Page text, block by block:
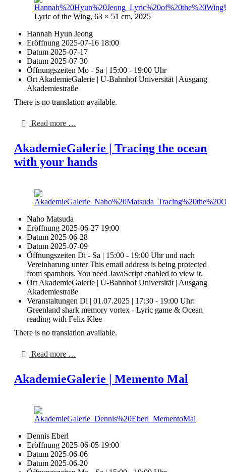
Lyric of the Wing, 63 × 51 cm, 2025
Hannah Hyun Jeong
Eröffnung 2025-07-16 18:00
Datum 2025-07-17
Datum 2025-07-30
Öffnungszeiten Mo - Sa | 15:00 - 19:00 Uhr
Ort AkademieGalerie | U-Bahnhof Universität | Ausgang
Akademiestraße
There is no translation available.
Read more …
AkademieGalerie | Tracing the ocean
with your hands
Naho Matsuda
Eröffnung 2025-06-27 19:00
Datum 2025-06-28
Datum 2025-07-09
Öffnungszeiten Di - Sa | 15:00 - 19:00 Uhr und nach
Vereinbarung unterThis email address is being protected
from spambots. You need JavaScript enabled to view it.
Ort AkademieGalerie | U-Bahnhof Universität | Ausgang
Akademiestraße
Veranstaltungen Di | 01.07.2025 | 17:30 - 19:00 Uhr:
Greenland shark memory vortex - Lyric game & Ocean
reading with Felix Klee
There is no translation available.
Read more …
AkademieGalerie | Memento Mal
Dennis Eberl
Eröffnung 2025-06-05 19:00
Datum 2025-06-06
Datum 2025-06-20